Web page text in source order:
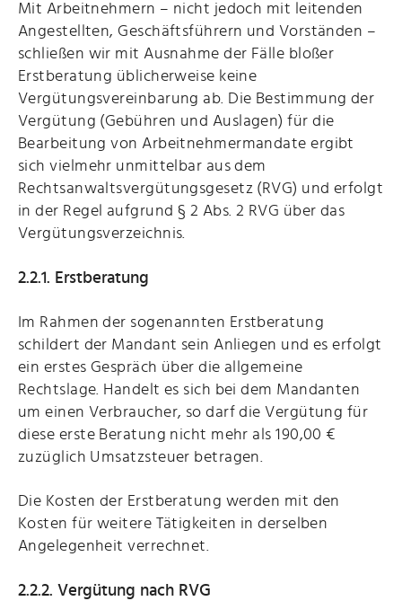
Mit Arbeitnehmern – nicht jedoch mit leitenden
Angestellten, Geschäftsführern und Vorständen –
schließen wir mit Ausnahme der Fälle bloßer
Erstberatung üblicherweise keine
Vergütungsvereinbarung ab. Die Bestimmung der
Vergütung (Gebühren und Auslagen) für die
Bearbeitung von Arbeitnehmermandate ergibt
sich vielmehr unmittelbar aus dem
Rechtsanwaltsvergütungsgesetz (RVG) und erfolgt
in der Regel aufgrund § 2 Abs. 2 RVG über das
Vergütungsverzeichnis.
2.2.1. Erstberatung
Im Rahmen der sogenannten Erstberatung
schildert der Mandant sein Anliegen und es erfolgt
ein erstes Gespräch über die allgemeine
Rechtslage. Handelt es sich bei dem Mandanten
um einen Verbraucher, so darf die Vergütung für
diese erste Beratung nicht mehr als 190,00 €
zuzüglich Umsatzsteuer betragen.
Die Kosten der Erstberatung werden mit den
Kosten für weitere Tätigkeiten in derselben
Angelegenheit verrechnet.
2.2.2. Vergütung nach RVG